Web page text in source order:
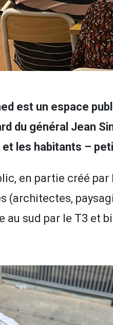
est un espace
du général Jean
les habitants –
en partie créé
(architectes,
au sud par le T3 et